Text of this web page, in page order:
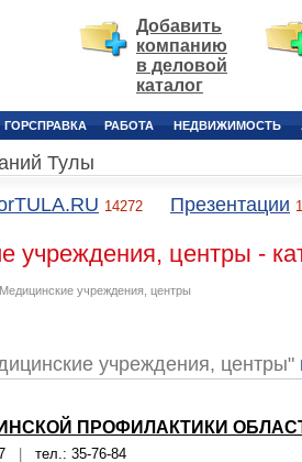
Добавить
компанию
в деловой
каталог
ГОРСПРАВКА РАБОТА НЕДВИЖИМОСТЬ
Тулы
14272 Презентации
учреждения, центры -
учреждения, центры
учреждения, центры"
ПРОФИЛАКТИКИ
тел.: 35-76-84